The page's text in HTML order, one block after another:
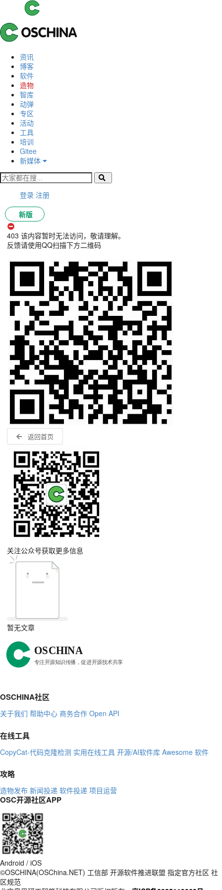
资讯
博客
软件
造物
智库
动弹
专区
活动
工具
培训
Gitee
新媒体
登录 注册
新版
403 该内容暂时无法访问，敬请理解。
反馈请使用QQ扫描下方二维码
返回首页
关注公众号获取更多信息
暂无文章
OSCHINA社区
关于我们 帮助中心 商务合作 Open API
在线工具
CopyCat-代码克隆检测 实用在线工具 开源/AI软件库 Awesome 软件
攻略
造物发布 新闻投递 软件投递 项目运营
OSC开源社区APP
Android / iOS
©OSCHINA(OSChina.NET) 工信部 开源软件推进联盟 指定官方社区 社
区规范